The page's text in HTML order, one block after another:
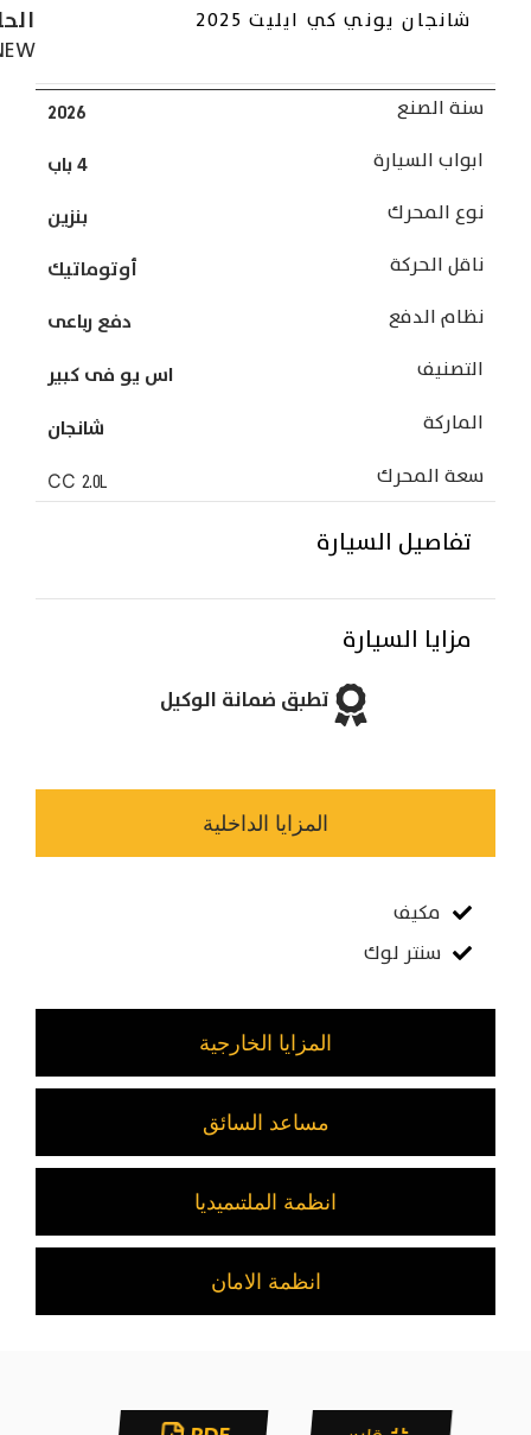
شانجان يوني كي ايليت 2025
سنة الصنع 2026
ابواب السيارة
4 باب
نوع المحرك
بنزين
ناقل الحركة
أوتوماتيك
نظام الدفع
دفع رباعى
التصنيف
اس يو فى كبير
الماركة
شانجان
سعة المحرك
2.0L
تفاصيل السيارة
مزايا السيارة
تطبق ضمانة الوكيل
المزايا الداخلية
المزايا الخارجية
مساعد السائق
انظمة الملتىميديا
انظمة الامان
مكيف
سنتر لوك